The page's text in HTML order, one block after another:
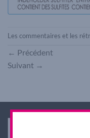
Les commentaires et les
← Précédent
Suivant →